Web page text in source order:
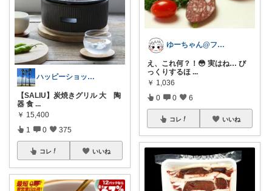
ハッピーショッパー77
【SALIU】炭焼きグリル 大 陶
器 食 ...
￥ 15,400
1 0 375
コレ いいね
ゆーちゃん@フォロワーさまから購入💕
え、これ何？！😳 実はね… び
っくりするほ ...
￥ 1,036
0 0 6
コレ いいね